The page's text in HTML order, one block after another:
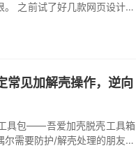
之前试了好几款网页设计软
常见加解壳操作，逆向
具包——吾爱加壳脱壳工具箱
需要防护/解壳处理的朋友来